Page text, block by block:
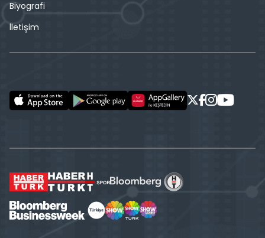
Biyografi
İletişim